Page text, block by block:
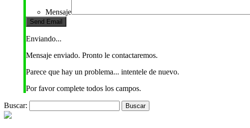
Mensaje
Enviando...
Mensaje enviado. Pronto le contactaremos.
Parece que hay un problema... intentele de nuevo.
Por favor complete todos los campos.
Buscar: